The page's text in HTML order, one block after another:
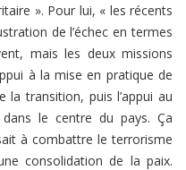
». Pour lui, « les récents
de l’échec en termes
mais les deux missions
à la mise en pratique de
la transition, puis l’appui au
le centre du pays. Ça
à combattre le terrorisme
consolidation de la paix.